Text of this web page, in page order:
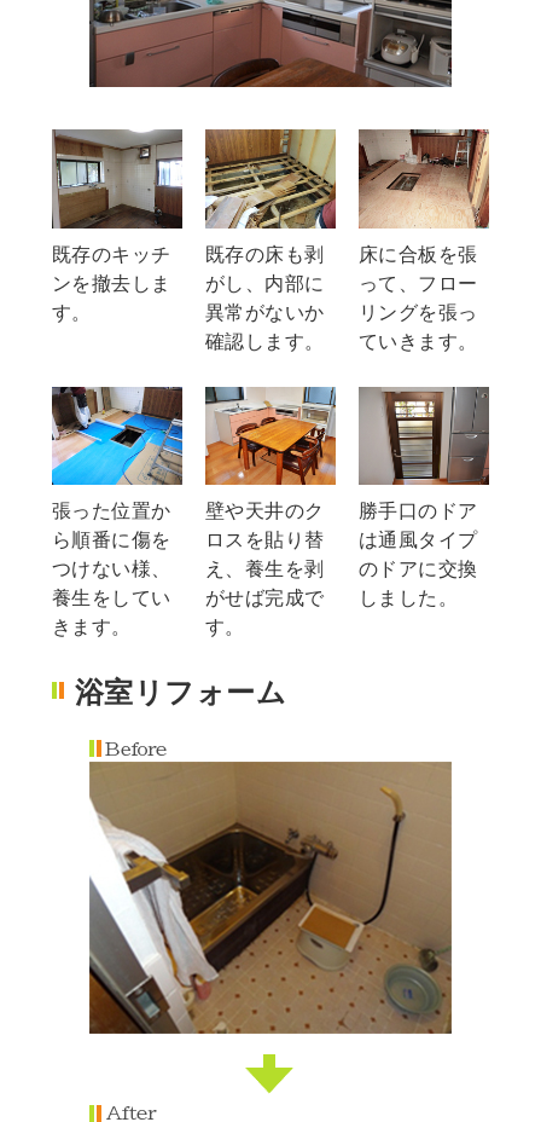
既存のキッチ
ンを撤去しま
す。
既存の床も剥
がし、内部に
異常がないか
確認します。
床に合板を張
って、フロー
リングを張っ
ていきます。
張った位置か
ら順番に傷を
つけない様、
養生をしてい
きます。
壁や天井のク
ロスを貼り替
え、養生を剥
がせば完成で
す。
勝手口のドア
は通風タイプ
のドアに交換
しました。
浴室リフォーム